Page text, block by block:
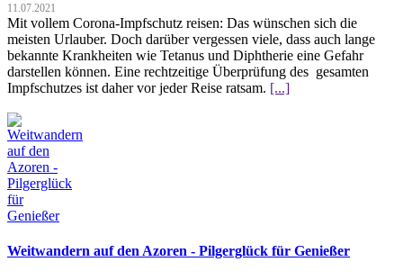
11.07.2021
Mit vollem Corona-Impfschutz reisen: Das wünschen sich die
meisten Urlauber. Doch darüber vergessen viele, dass auch lange
bekannte Krankheiten wie Tetanus und Diphtherie eine Gefahr
darstellen können. Eine rechtzeitige Überprüfung des gesamten
Impfschutzes ist daher vor jeder Reise ratsam. [...]
Weitwandern auf den Azoren - Pilgerglück für Genießer